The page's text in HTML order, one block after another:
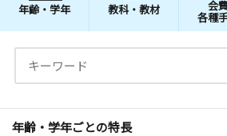
年齢・学年 教科・教材 会
各種
年齢・学年ごとの特長